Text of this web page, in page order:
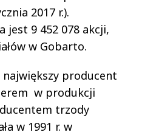
2017 r.).
jest 9 452 078 akcji,
w Gobarto.
producent
w produkcji
trzody
w 1991 r. w